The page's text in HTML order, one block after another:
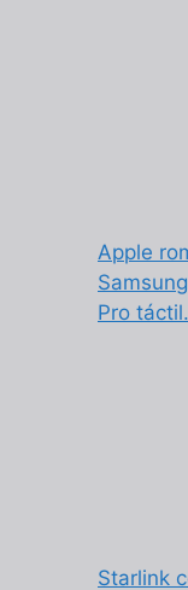
Apple
Pro táctil.
Starlink